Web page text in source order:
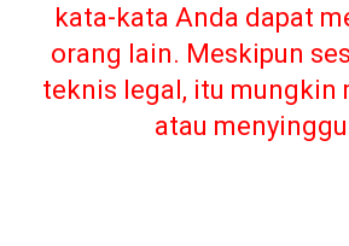
kata-kata Anda dapat
orang lain. Meskipun
teknis legal, itu mungkin
atau